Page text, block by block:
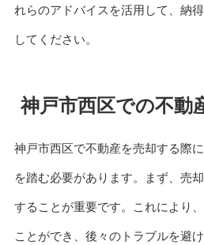
れらのアドバイスを活用して、納
してください。
神戸市西区での不動
神戸市西区で不動産を売却する際
を踏む必要があります。まず、売
することが重要です。これにより
ことができ、後々のトラブルを避